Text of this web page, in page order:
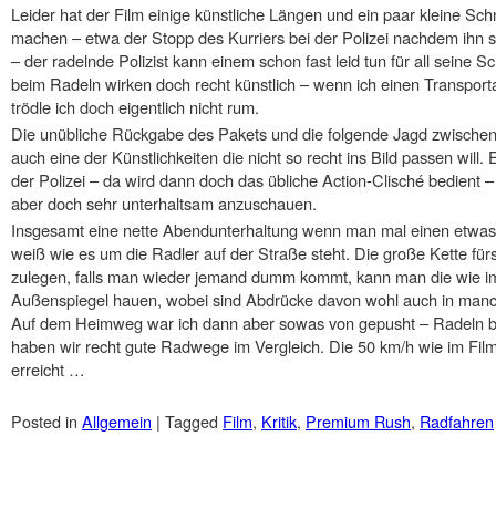
Leider hat der Film einige künstliche Längen und ein paar kleine
machen – etwa der Stopp des Kurriers bei der Polizei nachdem ihn
– der radelnde Polizist kann einem schon fast leid tun für all seine
beim Radeln wirken doch recht künstlich – wenn ich einen
trödle ich doch eigentlich nicht rum.
Die unübliche Rückgabe des Pakets und die folgende Jagd
auch eine der Künstlichkeiten die nicht so recht ins Bild passen will.
der Polizei – da wird dann doch das übliche Action-Clisché bedient
aber doch sehr unterhaltsam anzuschauen.
Insgesamt eine nette Abendunterhaltung wenn man mal einen
weiß wie es um die Radler auf der Straße steht. Die große Kette
zulegen, falls man wieder jemand dumm kommt, kann man die wie
Außenspiegel hauen, wobei sind Abdrücke davon wohl auch in
Auf dem Heimweg war ich dann aber sowas von gepusht – Radeln
haben wir recht gute Radwege im Vergleich. Die 50 km/h wie im
erreicht …
Posted in Allgemein | Tagged Film, Kritik, Premium Rush, Radfahren